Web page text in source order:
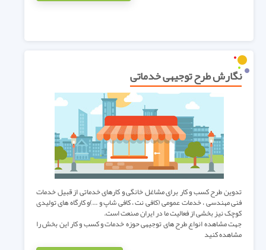
نگارش طرح توجیهی خدماتی
تدوین طرح کسب و کار برای مشاغل خانگی و کارهای خدماتی از قبیل خدمات
فنی مهندسی ، خدمات عمومی (کافی نت ، کافی شاپ و ...)و کارگاه های تولیدی
کوچک نیز بخشی از فعالیت ما در ایران صنعت است.
جهت مشاهده انواع طرح های توجیهی حوزه خدمات و کسب و کار این بخش را
مشاهده کنید